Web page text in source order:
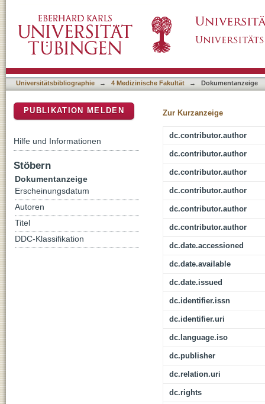
Perspective
Universitätsbibliographie → 4 Medizinische Fakultät → Dokumentanzeige
Zur Kurzanzeige
dc.contributor.author
dc.contributor.author
dc.contributor.author
dc.contributor.author
dc.contributor.author
dc.contributor.author
dc.date.accessioned
dc.date.available
dc.date.issued
dc.identifier.issn
dc.identifier.uri
dc.language.iso
dc.publisher
dc.relation.uri
dc.rights
PUBLIKATION MELDEN
Hilfe und Informationen
Stöbern
Dokumentanzeige
Erscheinungsdatum
Autoren
Titel
DDC-Klassifikation